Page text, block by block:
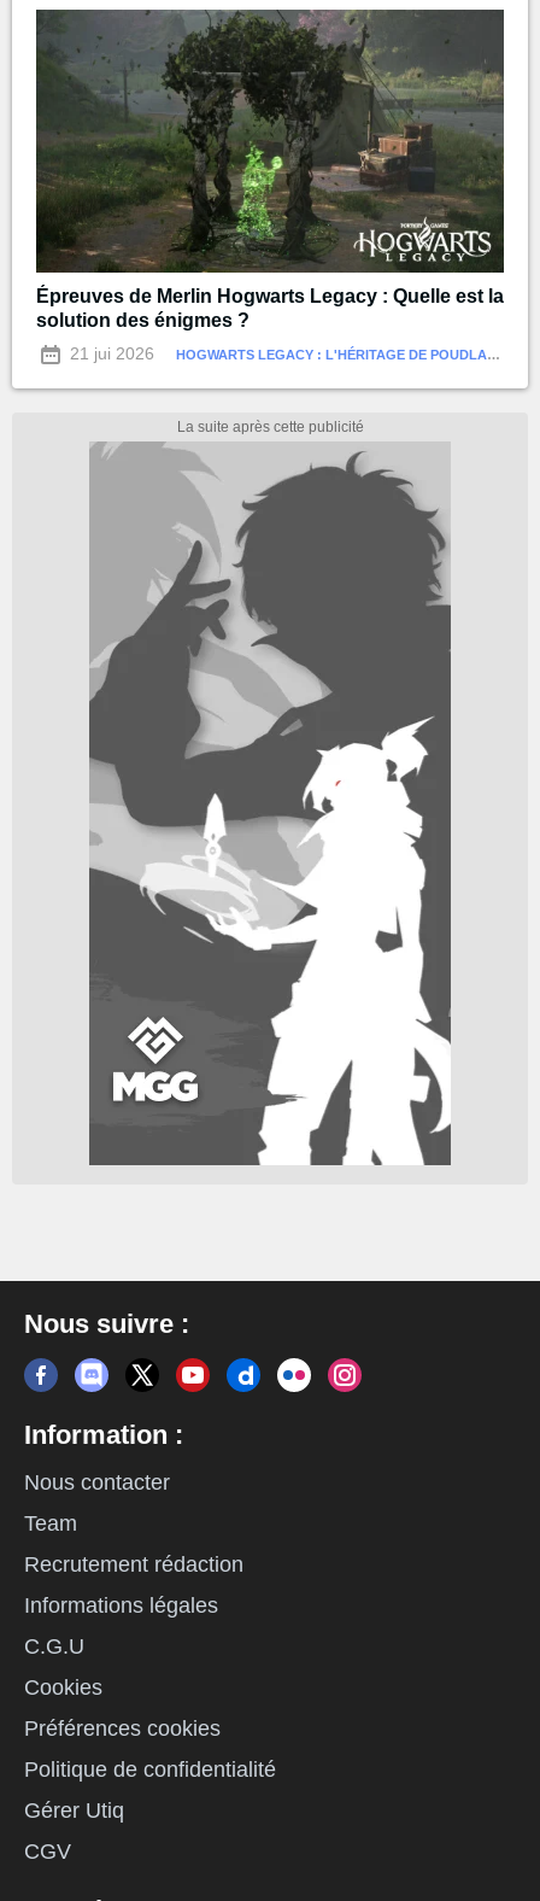
Épreuves de Merlin Hogwarts Legacy : Quelle est la
solution des énigmes ?
21 jui 2026 HOGWARTS LEGACY : L'HÉRITAGE DE POUDLARD
Nous suivre :
Information :
Nous contacter
Team
Recrutement rédaction
Informations légales
C.G.U
Cookies
Préférences cookies
Politique de confidentialité
Gérer Utiq
CGV